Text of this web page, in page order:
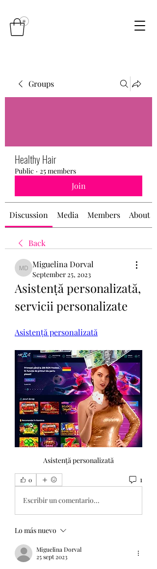
Groups
Healthy Hair
Public · 25 members
Join
Discussion Media Members About
Back
Miguelina Dorval
Miguelina Dorval
September 25, 2023
Asistență personalizată,
servicii personalizate
Asistență personalizată
Asistență personalizată
0 1
Escribir un comentario...
Lo más nuevo
Miguelina Dorval
25 sept 2023